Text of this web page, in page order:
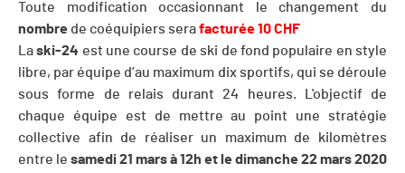
Toute modification occasionnant le changement du
nombre de coéquipiers serafacturée 10 CHF
Laski-24 est une course de ski de fond populaire en style
libre, par équipe d’au maximum dix sportifs, qui se déroule
sous forme de relais durant 24 heures. L'objectif de
chaque équipe est de mettre au point une stratégie
collective afin de réaliser un maximum de kilomètres
entre le samedi 21 mars à 12h et le dimanche 22 mars 2020